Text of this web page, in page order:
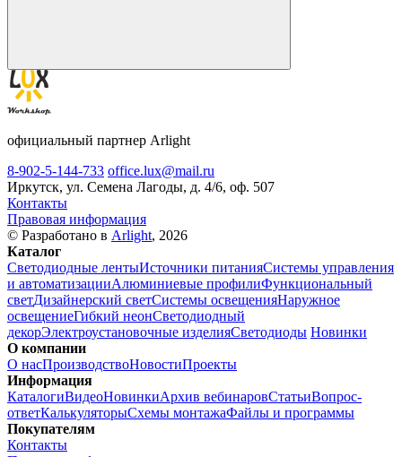
официальный партнер Arlight
8-902-5-144-733 office.lux@mail.ru
Иркутск, ул. Семена Лагоды, д. 4/6, оф. 507
Контакты
Правовая информация
© Разработано в Arlight, 2026
Каталог
Светодиодные лентыИсточники питанияСистемы управления
и автоматизацииАлюминиевые профилиФункциональный
светДизайнерский светСистемы освещенияНаружное
освещениеГибкий неонСветодиодный
декорЭлектроустановочные изделияСветодиоды Новинки
О компании
О насПроизводствоНовостиПроекты
Информация
КаталогиВидеоНовинкиАрхив вебинаровСтатьиВопрос-
ответКалькуляторыСхемы монтажаФайлы и программы
Покупателям
Контакты